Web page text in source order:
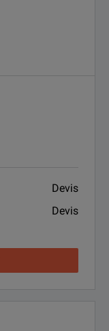
Devis
Devis